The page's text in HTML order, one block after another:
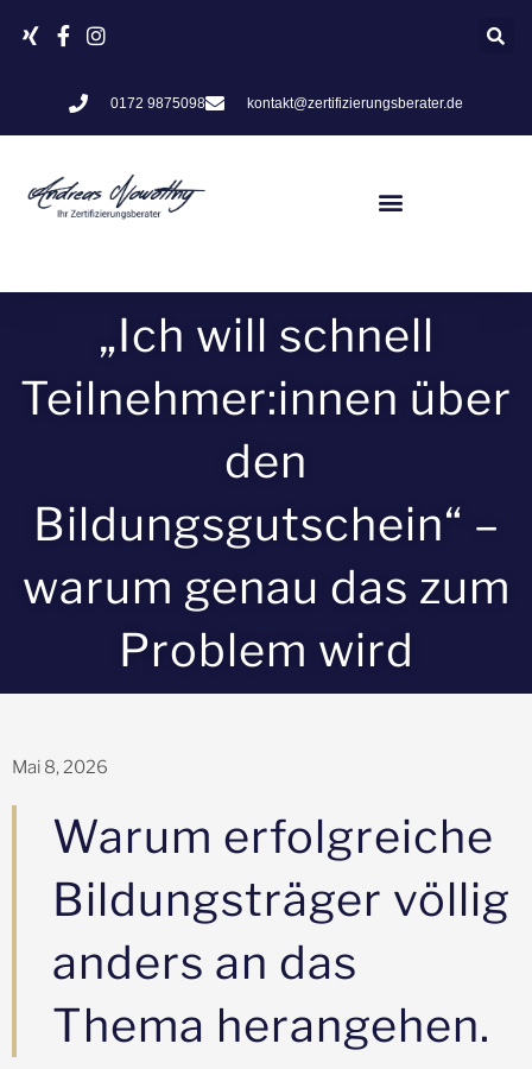
Inhalt
0172 9875098 kontakt@zertifizierungsberater.de
„Ich will schnell
Teilnehmer:innen über
den
Bildungsgutschein“ –
warum genau das zum
Problem wird
Mai 8, 2026
Warum erfolgreiche
Bildungsträger völlig
anders an das
Thema herangehen.